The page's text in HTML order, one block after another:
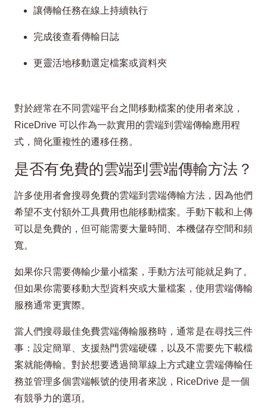
讓傳輸任務在線上持續執行
完成後查看傳輸日誌
更靈活地移動選定檔案或資料夾
對於經常在不同雲端平台之間移動檔案的使用者來說，
RiceDrive 可以作為一款實用的雲端到雲端傳輸應用程
式，簡化重複性的遷移任務。
是否有免費的雲端到雲端傳輸方法？
許多使用者會搜尋免費的雲端到雲端傳輸方法，因為他們
希望不支付額外工具費用也能移動檔案。手動下載和上傳
可以是免費的，但可能需要大量時間、本機儲存空間和頻
寬。
如果你只需要傳輸少量小檔案，手動方法可能就足夠了。
但如果你需要移動大型資料夾或大量檔案，使用雲端傳輸
服務通常更實際。
當人們搜尋最佳免費雲端傳輸服務時，通常是在尋找三件
事：設定簡單、支援熱門雲端硬碟，以及不需要先下載檔
案就能傳輸。對於想要透過簡單線上方式建立雲端傳輸任
務並管理多個雲端帳號的使用者來說，RiceDrive 是一個
有競爭力的選項。